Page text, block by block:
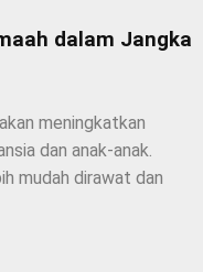
dalam Jangka
meningkatkan
dan anak-anak.
mudah dirawat dan